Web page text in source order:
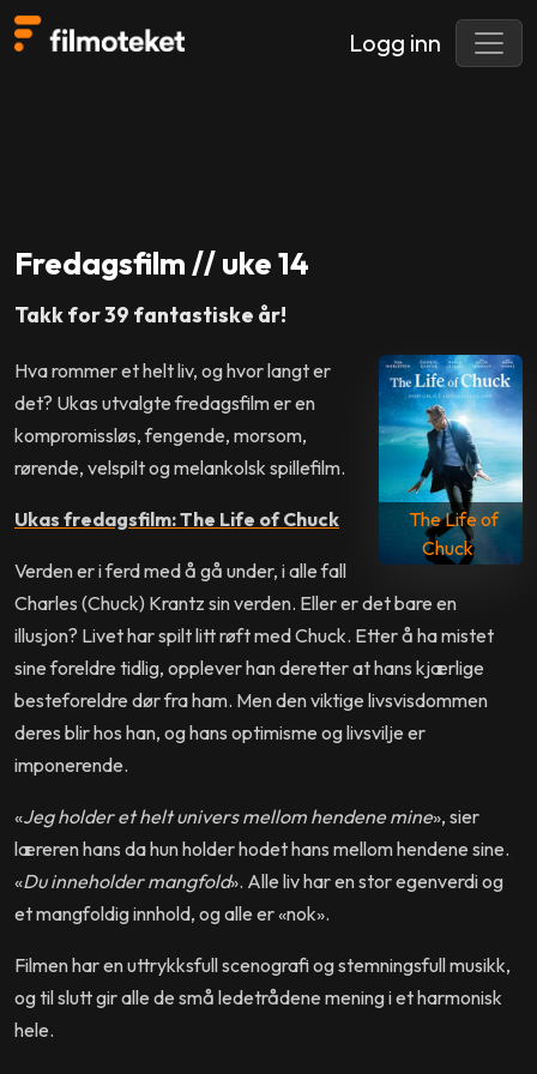
Logg inn
Fredagsfilm // uke 14
Takk for 39 fantastiske år!
The Life of
Chuck
Hva rommer et helt liv, og hvor langt er
det? Ukas utvalgte fredagsfilm er en
kompromissløs, fengende, morsom,
rørende, velspilt og melankolsk spillefilm.
Ukas fredagsfilm: The Life of Chuck
Verden er i ferd med å gå under, i alle fall
Charles (Chuck) Krantz sin verden. Eller er det bare en
illusjon? Livet har spilt litt røft med Chuck. Etter å ha mistet
sine foreldre tidlig, opplever han deretter at hans kjærlige
besteforeldre dør fra ham. Men den viktige livsvisdommen
deres blir hos han, og hans optimisme og livsvilje er
imponerende.
«Jeg holder et helt univers mellom hendene mine», sier
læreren hans da hun holder hodet hans mellom hendene sine.
«Du inneholder mangfold». Alle liv har en stor egenverdi og
et mangfoldig innhold, og alle er «nok».
Filmen har en uttrykksfull scenografi og stemningsfull musikk,
og til slutt gir alle de små ledetrådene mening i et harmonisk
hele.